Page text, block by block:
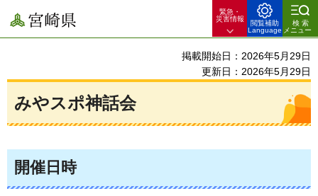
宮崎県
緊急・
災害情報
閲覧補助
Language
検索
メニュー
掲載開始日：2026年5月29日
更新日：2026年5月29日
みやスポ神話会
開催日時